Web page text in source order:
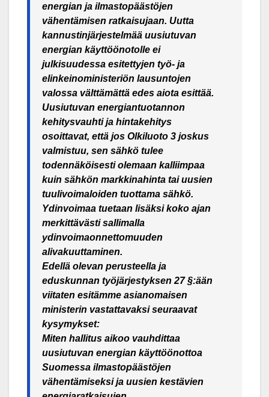
energian ja ilmastopäästöjen
vähentämisen ratkaisujaan. Uutta
kannustinjärjestelmää uusiutuvan
energian käyttöönotolle ei
julkisuudessa esitettyjen työ- ja
elinkeinoministeriön lausuntojen
valossa välttämättä edes aiota esittää.
Uusiutuvan energiantuotannon
kehitysvauhti ja hintakehitys
osoittavat, että jos Olkiluoto 3 joskus
valmistuu, sen sähkö tulee
todennäköisesti olemaan kalliimpaa
kuin sähkön markkinahinta tai uusien
tuulivoimaloiden tuottama sähkö.
Ydinvoimaa tuetaan lisäksi koko ajan
merkittävästi sallimalla
ydinvoimaonnettomuuden
alivakuuttaminen.
Edellä olevan perusteella ja
eduskunnan työjärjestyksen 27 §:ään
viitaten esitämme asianomaisen
ministerin vastattavaksi seuraavat
kysymykset:
Miten hallitus aikoo vauhdittaa
uusiutuvan energian käyttöönottoa
Suomessa ilmastopäästöjen
vähentämiseksi ja uusien kestävien